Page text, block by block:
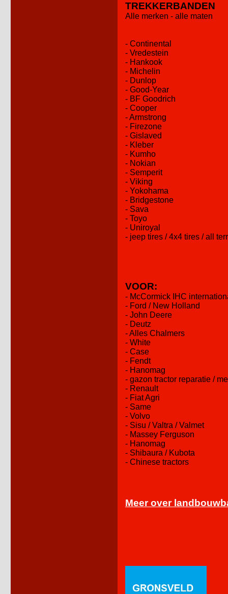
TREKKERBANDEN
Alle merken - alle maten
- Continental
- Vredestein
- Hankook
- Michelin
- Dunlop
- Good-Year
- BF Goodrich
- Cooper
- Armstrong
- Firezone
- Gislaved
- Kleber
- Kumho
- Nokian
- Semperit
- Viking
- Yokohama
- Bridgestone
- Sava
- Toyo
- Uniroyal
- jeep tires / 4x4 tires / all
VOOR:
- McCormick IHC
- Ford / New Holland
- John Deere
- Deutz
- Alles Chalmers
- White
- Case
- Fendt
- Hanomag
- gazon tractor reparatie /
- Renault
- Fiat Agri
- Same
- Volvo
- Sisu / Valtra / Valmet
- Massey Ferguson
- Hanomag
- Shibaura / Kubota
- Chinese tractors
Meer over